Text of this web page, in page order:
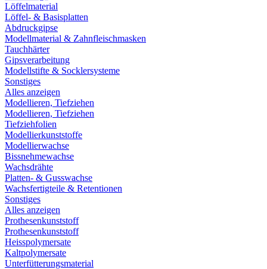
Löffelmaterial
Löffel- & Basisplatten
Abdruckgipse
Modellmaterial & Zahnfleischmasken
Tauchhärter
Gipsverarbeitung
Modellstifte & Socklersysteme
Sonstiges
Alles anzeigen
Modellieren, Tiefziehen
Modellieren, Tiefziehen
Tiefziehfolien
Modellierkunststoffe
Modellierwachse
Bissnehmewachse
Wachsdrähte
Platten- & Gusswachse
Wachsfertigteile & Retentionen
Sonstiges
Alles anzeigen
Prothesenkunststoff
Prothesenkunststoff
Heisspolymersate
Kaltpolymersate
Unterfütterungsmaterial